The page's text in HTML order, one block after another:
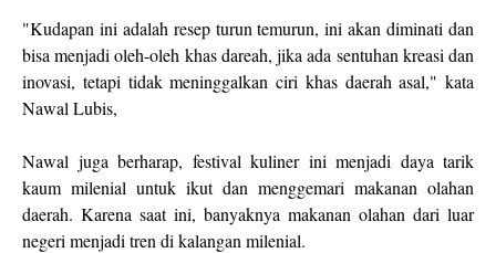
"Kudapan ini adalah resep turun temurun, ini akan diminati dan
bisa menjadi oleh-oleh khas dareah, jika ada sentuhan kreasi dan
inovasi, tetapi tidak meninggalkan ciri khas daerah asal," kata
Nawal Lubis,
Nawal juga berharap, festival kuliner ini menjadi daya tarik
kaum milenial untuk ikut dan menggemari makanan olahan
daerah. Karena saat ini, banyaknya makanan olahan dari luar
negeri menjadi tren di kalangan milenial.